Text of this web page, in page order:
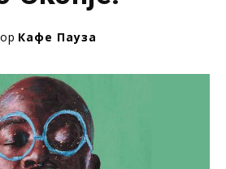
Кафе Пауза